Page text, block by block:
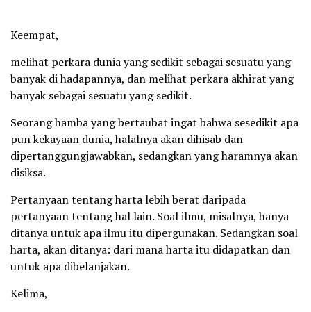
Keempat,
melihat perkara dunia yang sedikit sebagai sesuatu yang
banyak di hadapannya, dan melihat perkara akhirat yang
banyak sebagai sesuatu yang sedikit.
Seorang hamba yang bertaubat ingat bahwa sesedikit apa
pun kekayaan dunia, halalnya akan dihisab dan
dipertanggungjawabkan, sedangkan yang haramnya akan
disiksa.
Pertanyaan tentang harta lebih berat daripada
pertanyaan tentang hal lain. Soal ilmu, misalnya, hanya
ditanya untuk apa ilmu itu dipergunakan. Sedangkan soal
harta, akan ditanya: dari mana harta itu didapatkan dan
untuk apa dibelanjakan.
Kelima,